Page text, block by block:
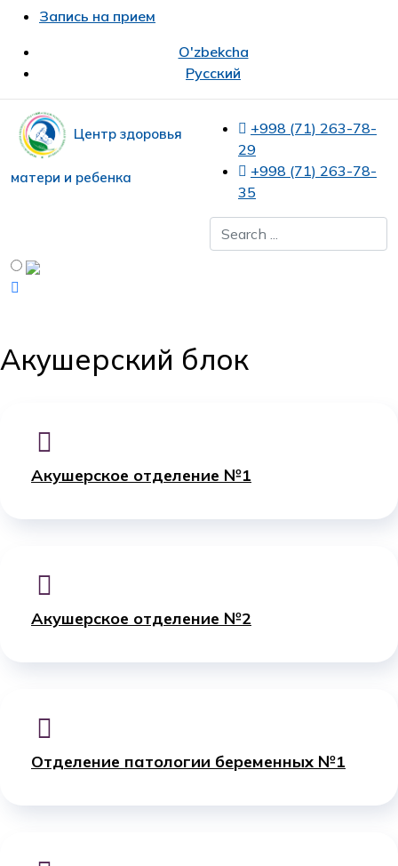
Запись на прием
O'zbekcha
Русский
Центр здоровья
матери и ребенка
+998 (71) 263-78-
29
+998 (71) 263-78-
35
Акушерский блок
Акушерское отделение №1
Акушерское отделение №2
Отделение патологии беременных №1